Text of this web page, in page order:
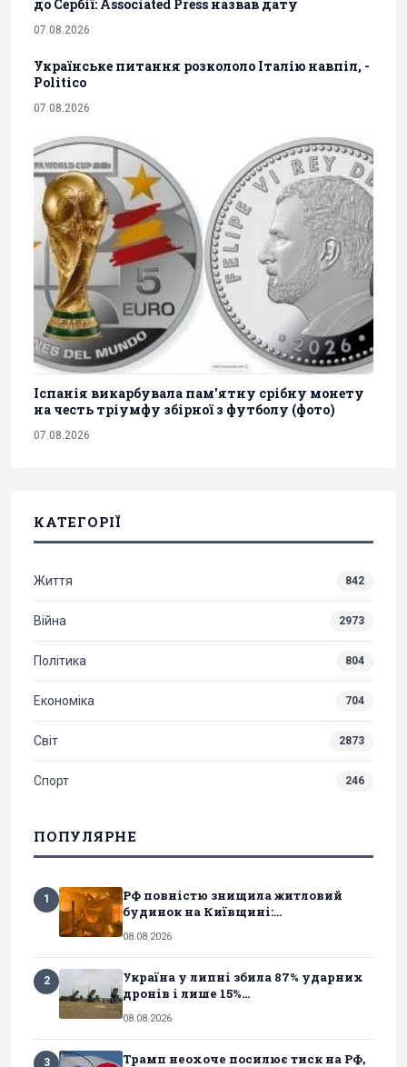
до Сербії: Associated Press назвав дату
07.08.2026
Українське питання розкололо Італію навпіл, -
Politico
07.08.2026
Іспанія викарбувала пам'ятну срібну монету
на честь тріумфу збірної з футболу (фото)
07.08.2026
КАТЕГОРІЇ
Життя 842
Війна 2973
Політика 804
Економіка 704
Світ 2873
Спорт 246
ПОПУЛЯРНЕ
1
РФ повністю знищила житловий
будинок на Київщині:...
08.08.2026
2
Україна у липні збила 87% ударних
дронів і лише 15%...
08.08.2026
3
Трамп неохоче посилює тиск на РФ,